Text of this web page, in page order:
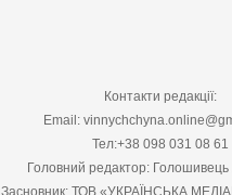
Контакти редакції:
Email:
Тел:+38 098 031 08 61
Головний редактор: Голошивець
Засновник: ТОВ «УКРАЇНСЬКА